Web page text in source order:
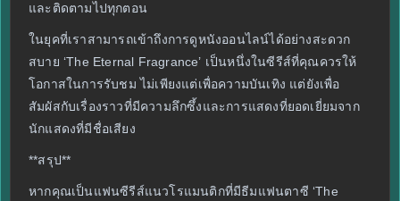
และติดตามไปทุกตอน
ในยุคที่เราสามารถเข้าถึงการดูหนังออนไลน์ได้อย่างสะดวก
สบาย ‘The Eternal Fragrance’ เป็นหนึ่งในซีรีส์ที่คุณควรให้
โอกาสในการรับชม ไม่เพียงแต่เพื่อความบันเทิง แต่ยังเพื่อ
สัมผัสกับเรื่องราวที่มีความลึกซึ้งและการแสดงที่ยอดเยี่ยมจาก
นักแสดงที่มีชื่อเสียง
**สรุป**
หากคุณเป็นแฟนซีรีส์แนวโรแมนติกที่มีธีมแฟนตาซี ‘The